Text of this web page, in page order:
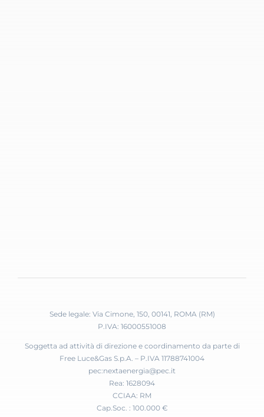
Sede legale: Via Cimone, 150, 00141, ROMA (RM)
P.IVA: 16000551008
Soggetta ad attività di direzione e coordinamento da parte di
Free Luce&Gas S.p.A. – P.IVA 11788741004
pec:nextaenergia@pec.it
Rea: 1628094
CCIAA: RM
Cap.Soc. : 100.000 €